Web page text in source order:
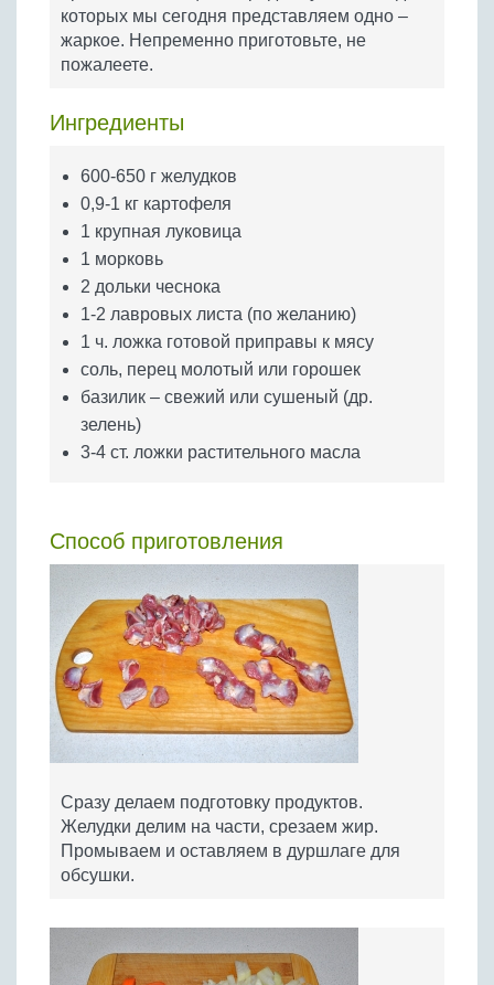
Бобовые
Яйца
которых мы сегодня представляем одно –
жаркое. Непременно приготовьте, не
пожалеете.
Ингредиенты
600-650 г желудков
0,9-1 кг картофеля
1 крупная луковица
1 морковь
2 дольки чеснока
1-2 лавровых листа (по желанию)
1 ч. ложка готовой приправы к мясу
соль, перец молотый или горошек
базилик – свежий или сушеный (др.
зелень)
3-4 ст. ложки растительного масла
Способ приготовления
Сразу делаем подготовку продуктов.
Желудки делим на части, срезаем жир.
Промываем и оставляем в дуршлаге для
обсушки.